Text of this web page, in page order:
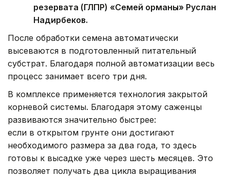
резервата (ГЛПР) «Семей орманы» Руслан
Надирбеков.
После обработки семена автоматически
высеваются в подготовленный питательный
субстрат. Благодаря полной автоматизации весь
процесс занимает всего три дня.
В комплексе применяется технология закрытой
корневой системы. Благодаря этому саженцы
развиваются значительно быстрее:
если в открытом грунте они достигают
необходимого размера за два года, то здесь
готовы к высадке уже через шесть месяцев. Это
позволяет получать два цикла выращивания